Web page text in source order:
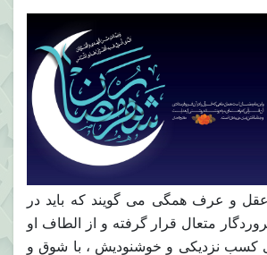
و عرف همگى مى گويند كه بايد در
متعال قرار گرفته و از الطاف او
كسب نزديكى و خوشنوديش ، با شوق و